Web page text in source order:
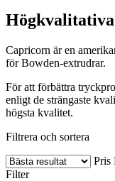
Capricorn är en
för Bowden-extrudrar.
För att förbättra
enligt de strängaste
högsta kvalitet.
Filtrera och sortera
Pris
Filter